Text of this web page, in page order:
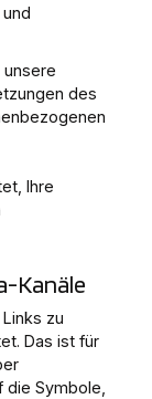
des
Ihre
Kanäle
zu
Das ist für
Symbole,